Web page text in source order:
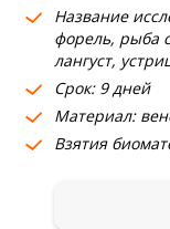
Где сдать
Партнерам
Название
форель, рыба
лангуст,
Срок: 9 дней
Материал:
Взятия